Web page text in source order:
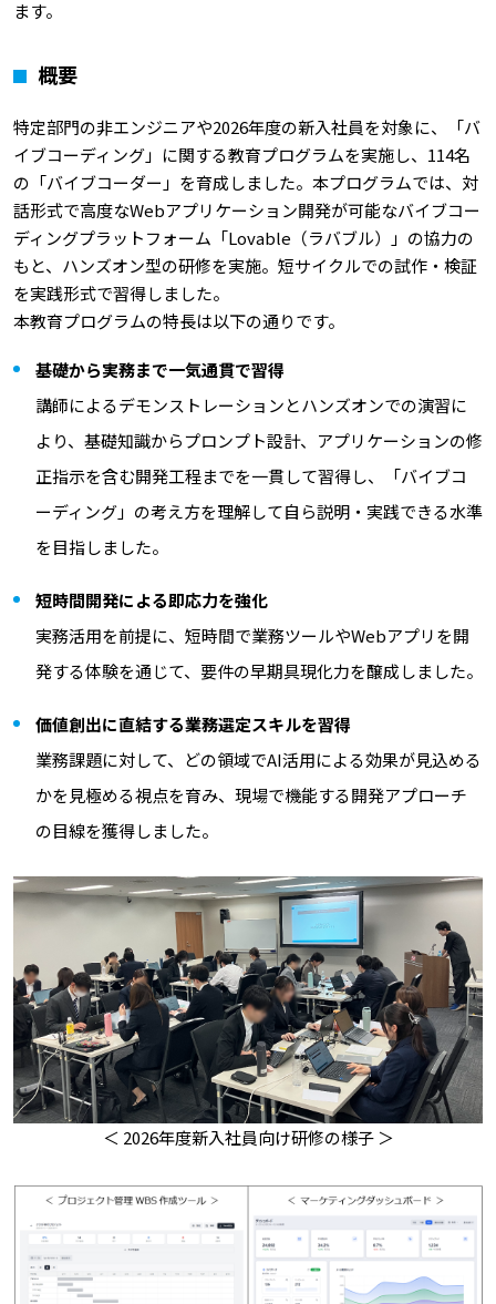
ます。
概要
特定部門の非エンジニアや2026年度の新入社員を対象に、「バ
イブコーディング」に関する教育プログラムを実施し、114名
の「バイブコーダー」を育成しました。本プログラムでは、対
話形式で高度なWebアプリケーション開発が可能なバイブコー
ディングプラットフォーム「Lovable（ラバブル）」の協力の
もと、ハンズオン型の研修を実施。短サイクルでの試作・検証
を実践形式で習得しました。
本教育プログラムの特長は以下の通りです。
基礎から実務まで一気通貫で習得
講師によるデモンストレーションとハンズオンでの演習に
より、基礎知識からプロンプト設計、アプリケーションの修
正指示を含む開発工程までを一貫して習得し、「バイブコ
ーディング」の考え方を理解して自ら説明・実践できる水準
を目指しました。
短時間開発による即応力を強化
実務活用を前提に、短時間で業務ツールやWebアプリを開
発する体験を通じて、要件の早期具現化力を醸成しました。
価値創出に直結する業務選定スキルを習得
業務課題に対して、どの領域でAI活用による効果が見込める
かを見極める視点を育み、現場で機能する開発アプローチ
の目線を獲得しました。
＜ 2026年度新入社員向け研修の様子 ＞